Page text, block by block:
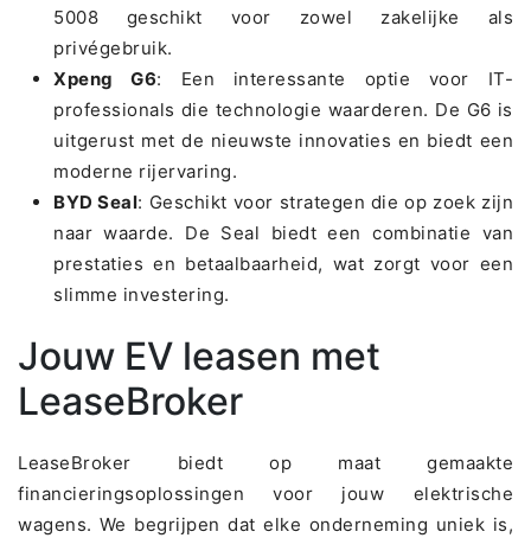
5008 geschikt voor zowel zakelijke als
privégebruik.
Xpeng G6: Een interessante optie voor IT-
professionals die technologie waarderen. De G6 is
uitgerust met de nieuwste innovaties en biedt een
moderne rijervaring.
BYD Seal: Geschikt voor strategen die op zoek zijn
naar waarde. De Seal biedt een combinatie van
prestaties en betaalbaarheid, wat zorgt voor een
slimme investering.
Jouw EV leasen met
LeaseBroker
LeaseBroker biedt op maat gemaakte
financieringsoplossingen voor jouw elektrische
wagens. We begrijpen dat elke onderneming uniek is,